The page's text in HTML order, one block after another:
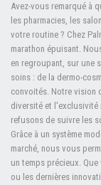
Avez-vous remarqué à
les pharmacies, les
votre routine ? Chez
marathon épuisant.
en regroupant, sur une
soins : de la dermo-
convoités. Notre vision
diversité et l'exclusivité
refusons de suivre les
Grâce à un système
marché, nous vous
un temps précieux.
ou les dernières